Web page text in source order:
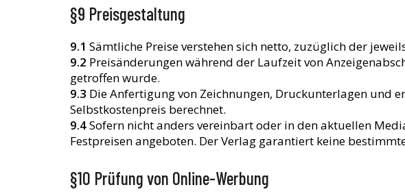
§9 Preisgestaltung
9.1 Sämtliche Preise verstehen sich netto, zuzüglich der
9.2 Preisänderungen während der Laufzeit von
getroffen wurde.
9.3 Die Anfertigung von Zeichnungen, Druckunterlagen und
Selbstkostenpreis berechnet.
9.4Sofern nicht anders vereinbart oder in den aktuellen
Festpreisen angeboten. Der Verlag garantiert keine
§10 Prüfung von Online-Werbung